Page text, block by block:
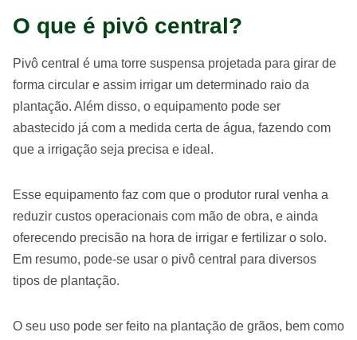
O que é pivô central?
Pivô central é uma torre suspensa projetada para girar de
forma circular e assim irrigar um determinado raio da
plantação. Além disso, o equipamento pode ser
abastecido já com a medida certa de água, fazendo com
que a irrigação seja precisa e ideal.
Esse equipamento faz com que o produtor rural venha a
reduzir custos operacionais com mão de obra, e ainda
oferecendo precisão na hora de irrigar e fertilizar o solo.
Em resumo, pode-se usar o pivô central para diversos
tipos de plantação.
O seu uso pode ser feito na plantação de grãos, bem como